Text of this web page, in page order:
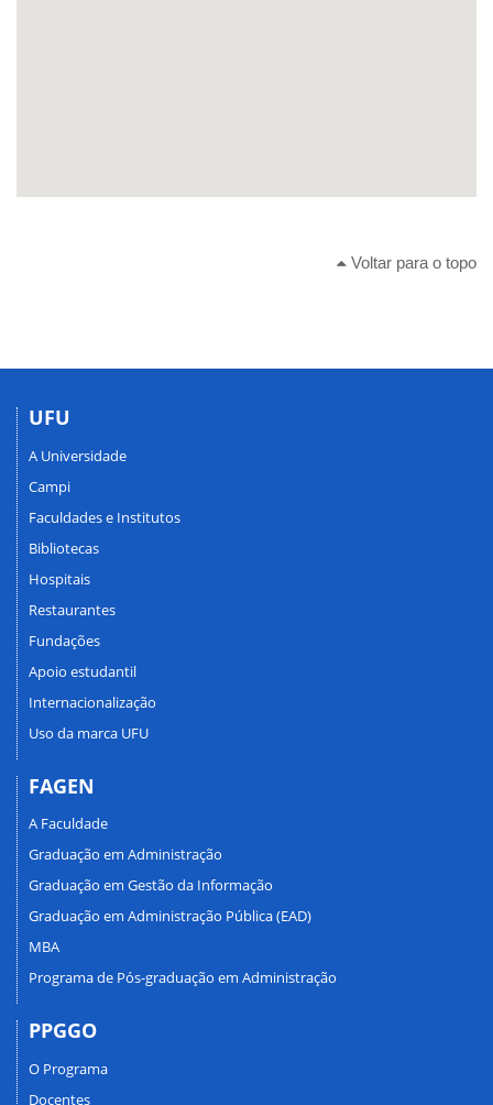
Voltar para o topo
UFU
A Universidade
Campi
Faculdades e Institutos
Bibliotecas
Hospitais
Restaurantes
Fundações
Apoio estudantil
Internacionalização
Uso da marca UFU
FAGEN
A Faculdade
Graduação em Administração
Graduação em Gestão da Informação
Graduação em Administração Pública (EAD)
MBA
Programa de Pós-graduação em Administração
PPGGO
O Programa
Docentes